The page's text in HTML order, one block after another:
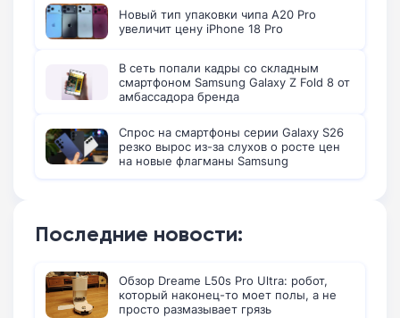
Новый тип упаковки чипа A20 Pro
увеличит цену iPhone 18 Pro
В сеть попали кадры со складным
смартфоном Samsung Galaxy Z Fold 8 от
амбассадора бренда
Спрос на смартфоны серии Galaxy S26
резко вырос из-за слухов о росте цен
на новые флагманы Samsung
Последние новости:
Обзор Dreame L50s Pro Ultra: робот,
который наконец-то моет полы, а не
просто размазывает грязь